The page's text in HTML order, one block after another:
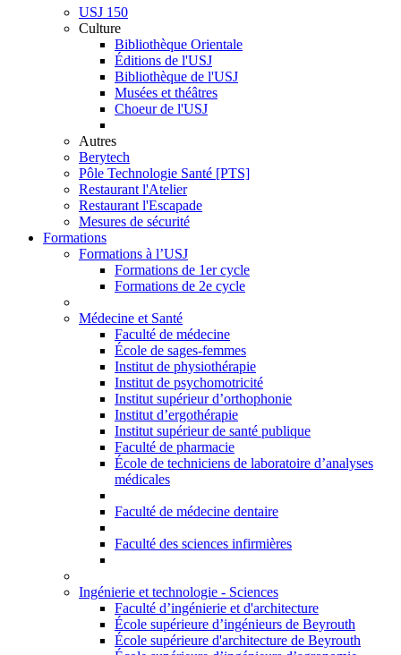
USJ 150
Culture
Bibliothèque Orientale
Éditions de l'USJ
Bibliothèque de l'USJ
Musées et théâtres
Choeur de l'USJ
Autres
Berytech
Pôle Technologie Santé [PTS]
Restaurant l'Atelier
Restaurant l'Escapade
Mesures de sécurité
Formations
Formations à l’USJ
Formations de 1er cycle
Formations de 2e cycle
Médecine et Santé
Faculté de médecine
École de sages-femmes
Institut de physiothérapie
Institut de psychomotricité
Institut supérieur d’orthophonie
Institut d’ergothérapie
Institut supérieur de santé publique
Faculté de pharmacie
École de techniciens de laboratoire d’analyses
médicales
Faculté de médecine dentaire
Faculté des sciences infirmières
Ingénierie et technologie - Sciences
Faculté d’ingénierie et d'architecture
École supérieure d’ingénieurs de Beyrouth
École supérieure d'architecture de Beyrouth